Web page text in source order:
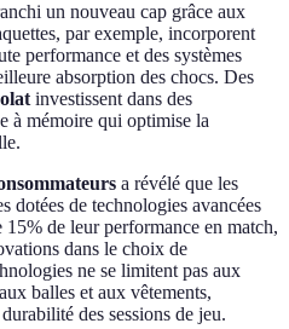
un nouveau cap grâce aux
par exemple, incorporent
performance et des systèmes
absorption des chocs. Des
investissent dans des
à mémoire qui optimise la
a révélé que les
dotées de technologies avancées
de leur performance en match,
dans le choix de
ne se limitent pas aux
balles et aux vêtements,
des sessions de jeu.